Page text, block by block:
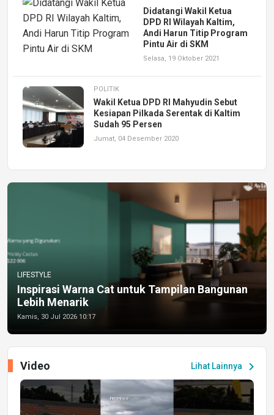
Didatangi Wakil Ketua
DPD RI Wilayah Kaltim,
Andi Harun Titip Program
Pintu Air di SKM
Selasa, 19 Oktober 2021
POLITIK
Wakil Ketua DPD RI Mahyudin Sebut
Kesiapan Pilkada Serentak di Kaltim
Sudah 95 Persen
Jumat, 04 Desember 2020
LIFESTYLE
Inspirasi Warna Cat untuk Tampilan Bangunan
Lebih Menarik
Kamis, 30 Jul 2026 10:17
Lihat Lainnya chevron_right
Video